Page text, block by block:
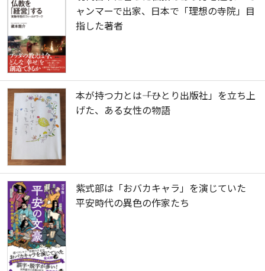
ャンマーで出家、日本で「理想の寺院」目
指した著者
本が持つ力とは――「ひとり出版社」を立ち上
げた、ある女性の物語
紫式部は「おバカキャラ」を演じていた
平安時代の異色の作家たち